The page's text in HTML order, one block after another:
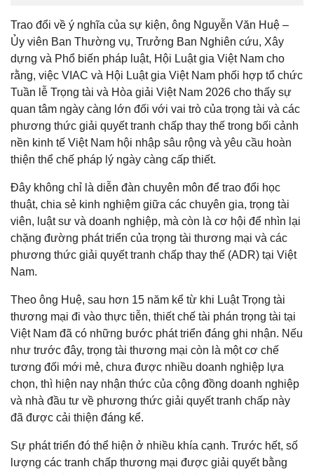
Trao đổi về ý nghĩa của sự kiện, ông Nguyễn Văn Huệ –
Ủy viên Ban Thường vụ, Trưởng Ban Nghiên cứu, Xây
dựng và Phổ biến pháp luật, Hội Luật gia Việt Nam cho
rằng, việc VIAC và Hội Luật gia Việt Nam phối hợp tổ chức
Tuần lễ Trọng tài và Hòa giải Việt Nam 2026 cho thấy sự
quan tâm ngày càng lớn đối với vai trò của trọng tài và các
phương thức giải quyết tranh chấp thay thế trong bối cảnh
nền kinh tế Việt Nam hội nhập sâu rộng và yêu cầu hoàn
thiện thể chế pháp lý ngày càng cấp thiết.
Đây không chỉ là diễn đàn chuyên môn để trao đổi học
thuật, chia sẻ kinh nghiệm giữa các chuyên gia, trọng tài
viên, luật sư và doanh nghiệp, mà còn là cơ hội để nhìn lại
chặng đường phát triển của trọng tài thương mại và các
phương thức giải quyết tranh chấp thay thế (ADR) tại Việt
Nam.
Theo ông Huệ, sau hơn 15 năm kể từ khi Luật Trọng tài
thương mại đi vào thực tiễn, thiết chế tài phán trọng tài tại
Việt Nam đã có những bước phát triển đáng ghi nhận. Nếu
như trước đây, trọng tài thương mại còn là một cơ chế
tương đối mới mẻ, chưa được nhiều doanh nghiệp lựa
chọn, thì hiện nay nhận thức của cộng đồng doanh nghiệp
và nhà đầu tư về phương thức giải quyết tranh chấp này
đã được cải thiện đáng kể.
Sự phát triển đó thể hiện ở nhiều khía cạnh. Trước hết, số
lượng các tranh chấp thương mại được giải quyết bằng